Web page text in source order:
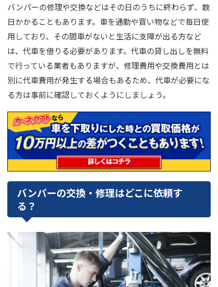
バンパーの修理や交換などはその日のうちに終わらず、数
日かかることもあります。車を通勤や買い物などで毎日使
用しており、その間車がないと生活に支障が出る方など
は、代車を借りる必要があります。代車の貸し出しを無料
で行っている業者もありますが、修理費用や交換費用とは
別に代車費用が発生する場合もあるため、代車が必要にな
る方は事前に確認しておくようにしましょう。
バンパーの交換・修理はどこに依頼す
る？